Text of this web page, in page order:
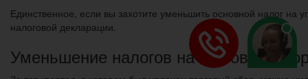
Единственное, если вы захотите уменьшить основной налог на
налоговой декларации.
Уменьшение налогов на торговый